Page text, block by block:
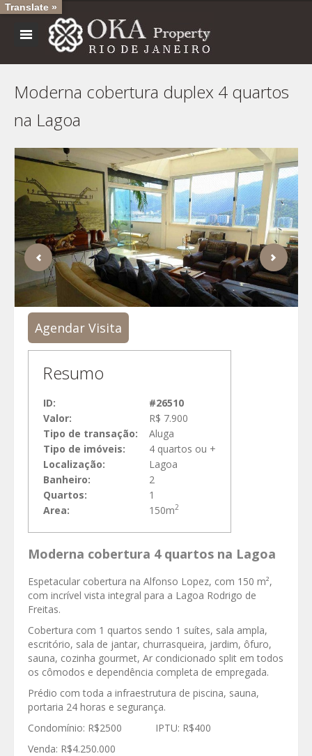
Moderna cobertura duplex 4 quartos
na Lagoa
Agendar Visita
Resumo
ID:
#26510
Valor:
R$ 7.900
Tipo de transação:
Aluga
Tipo de imóveis:
4 quartos ou +
Localização:
Lagoa
Banheiro:
2
Quartos:
1
Area:
150m2
Moderna cobertura 4 quartos na Lagoa
Espetacular cobertura na Alfonso Lopez, com 150 m²,
com incrível vista integral para a Lagoa Rodrigo de
Freitas.
Cobertura com 1 quartos sendo 1 suítes, sala ampla,
escritório, sala de jantar, churrasqueira, jardim, ôfuro,
sauna, cozinha gourmet, Ar condicionado split em todos
os cômodos e dependência completa de empregada.
Prédio com toda a infraestrutura de piscina, sauna,
portaria 24 horas e segurança.
Condomínio: R$2500 IPTU: R$400
Venda: R$4.250.000
Translate »